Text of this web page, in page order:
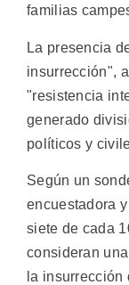
familias
La presencia
insurrección",
"resistencia
generado
políticos y
Según un
encuestadora
siete de cada
consideran
la insurrección